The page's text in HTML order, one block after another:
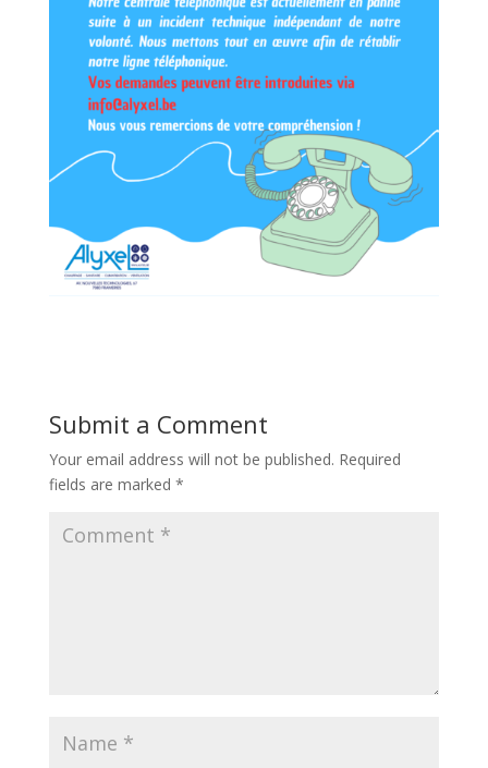
Submit a Comment
Your email address will not be published. Required
fields are marked *